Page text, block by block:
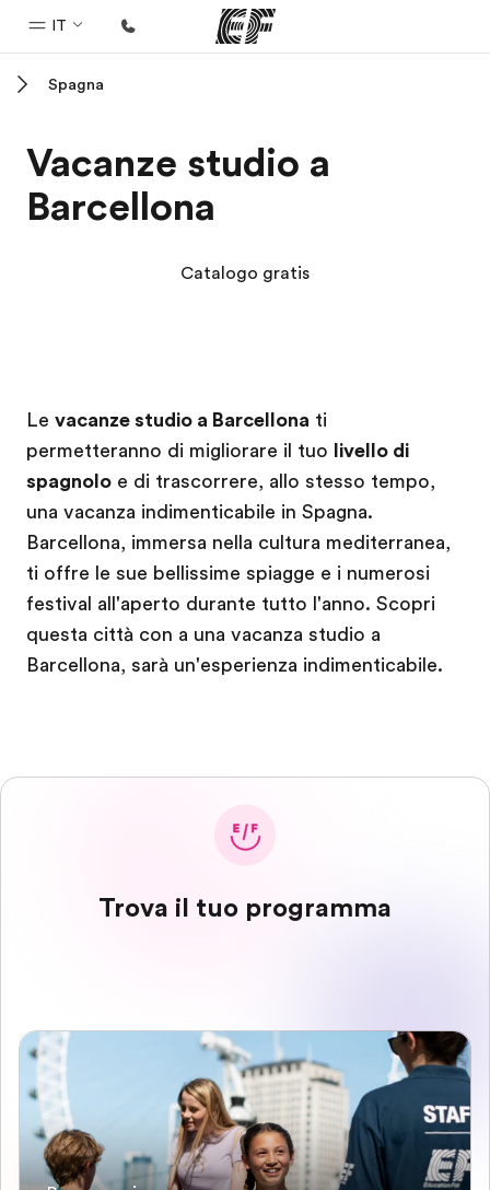
IT
Programmi
Vedi la nostra offerta
Carriera
Lavora con noi
Spagna
Vacanze studio a
Barcellona
Catalogo gratis
Le vacanze studio a Barcellona ti
permetteranno di migliorare il tuo livello di
spagnolo e di trascorrere, allo stesso tempo,
una vacanza indimenticabile in Spagna.
Barcellona, immersa nella cultura mediterranea,
ti offre le sue bellissime spiagge e i numerosi
festival all'aperto durante tutto l'anno. Scopri
questa città con a una vacanza studio a
Barcellona, sarà un'esperienza indimenticabile.
Trova il tuo programma